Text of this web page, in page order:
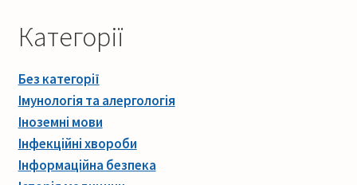
Категорії
Без категорії
Імунологія та алергологія
Іноземні мови
Інфекційні хвороби
Інформаційна безпека